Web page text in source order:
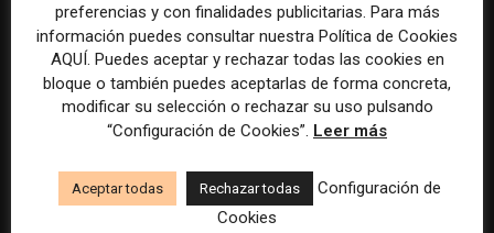
Radio Televisión Madrid
establece un sistema de
control para el uso de la
inteligencia artificial
ADEPA crea un premio
especial para la mejor
cobertura periodística del
Mundial 2026
preferencias y con finalidades publicitarias. Para más
información puedes consultar nuestra Política de Cookies
AQUÍ. Puedes aceptar y rechazar todas las cookies en
bloque o también puedes aceptarlas de forma concreta,
modificar su selección o rechazar su uso pulsando
“Configuración de Cookies”. Leer más
Aceptar todas Rechazar todas
Configuración de
Cookies